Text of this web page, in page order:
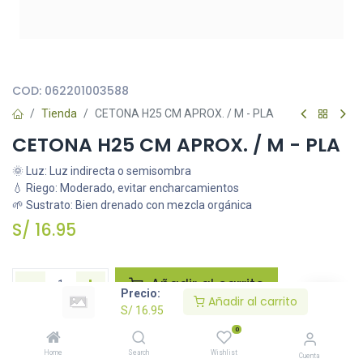
Precio:
S/ 16.95
Añadir al carrito
Home Search
0
Wishlist Cuenta
COD: 062201003588
Tienda CETONA H25 CM APROX. / M - PLA
CETONA H25 CM APROX. / M - PLA
🌞 Luz: Luz indirecta o semisombra
💧 Riego: Moderado, evitar encharcamientos
🌱 Sustrato: Bien drenado con mezcla orgánica
S/ 16.95
Añadir al carrito